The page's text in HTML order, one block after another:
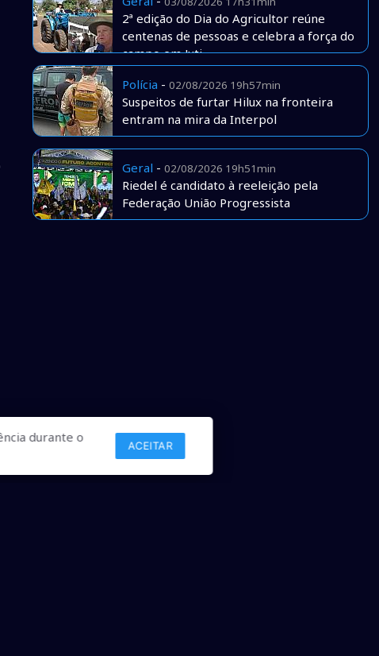
2ª edição do Dia do Agricultor reúne
centenas de pessoas e celebra a força do
campo em Juti
Polícia - 02/08/2026 19h57min
Suspeitos de furtar Hilux na fronteira
entram na mira da Interpol
Geral - 02/08/2026 19h51min
Riedel é candidato à reeleição pela
Federação União Progressista
durante o
ACEITAR